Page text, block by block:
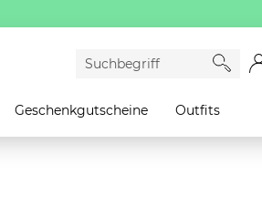
Geschenkgutscheine Outfits